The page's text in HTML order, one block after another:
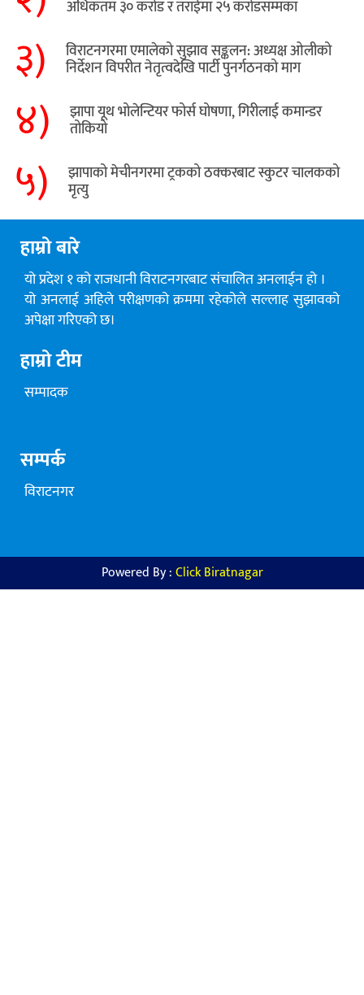
अधिकतम ३० करोड र तराईमा २५ करोडसम्मका
३) विराटनगरमा एमालेको सुझाव सङ्कलन: अध्यक्ष ओलीको
निर्देशन विपरीत नेतृत्वदेखि पार्टी पुनर्गठनको माग
४) झापा यूथ भोलेन्टियर फोर्स घोषणा, गिरीलाई कमान्डर
तोकियो
५) ​झापाको मेचीनगरमा ट्रकको ठक्करबाट स्कुटर चालकको
मृत्यु
हाम्रो बारे
यो प्रदेश १ को राजधानी विराटनगरबाट संचालित अनलाईन हो ।
यो अनलाई अहिले परीक्षणको क्रममा रहेकोले सल्लाह सुझावको
अपेक्षा गरिएको छ।
हाम्रो टीम
सम्पादक
सम्पर्क
विराटनगर
Powered By :Click Biratnagar